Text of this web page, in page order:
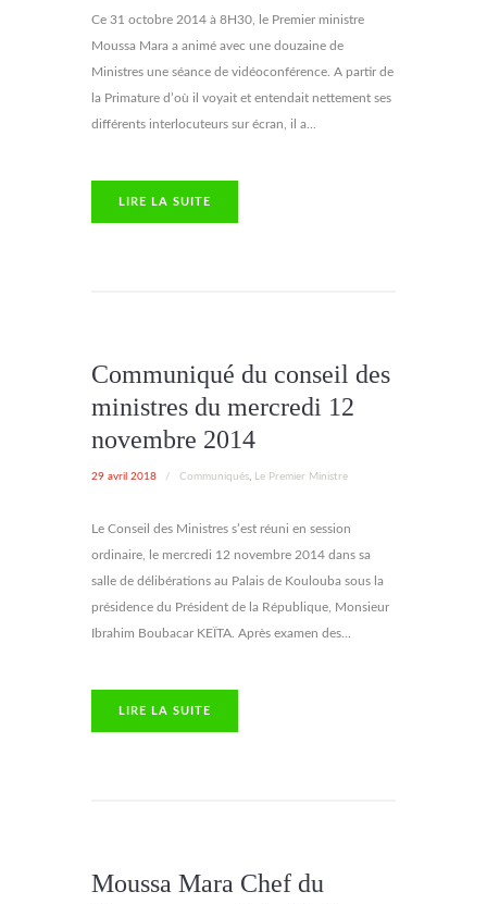
Ce 31 octobre 2014 à 8H30, le Premier ministre
Moussa Mara a animé avec une douzaine de
Ministres une séance de vidéoconférence. A partir de
la Primature d’où il voyait et entendait nettement ses
différents interlocuteurs sur écran, il a...
LIRE LA SUITE
Communiqué du conseil des
ministres du mercredi 12
novembre 2014
29 avril 2018 / Communiqués, Le Premier Ministre
Le Conseil des Ministres s’est réuni en session
ordinaire, le mercredi 12 novembre 2014 dans sa
salle de délibérations au Palais de Koulouba sous la
présidence du Président de la République, Monsieur
Ibrahim Boubacar KEÏTA. Après examen des...
LIRE LA SUITE
Moussa Mara Chef du